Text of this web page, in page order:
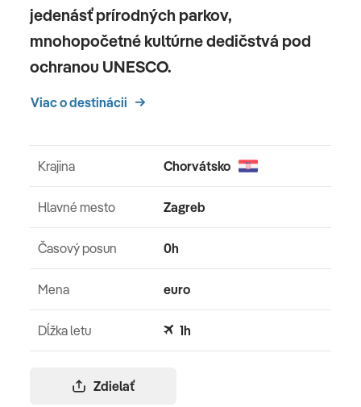
jedenásť prírodných parkov,
mnohopočetné kultúrne dedičstvá pod
ochranou UNESCO.
Viac o destinácii
Zdielať
Krajina Chorvátsko
Hlavné mesto Zagreb
Časový posun 0h
Mena euro
Dĺžka letu 1h